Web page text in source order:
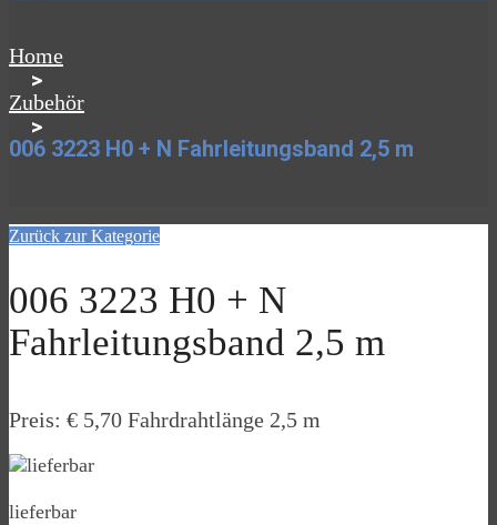
Home
>
Zubehör
>
006 3223 H0 + N Fahrleitungsband 2,5 m
Zurück zur Kategorie
006 3223 H0 + N
Fahrleitungsband 2,5 m
Preis: € 5,70 Fahrdrahtlänge 2,5 m
lieferbar